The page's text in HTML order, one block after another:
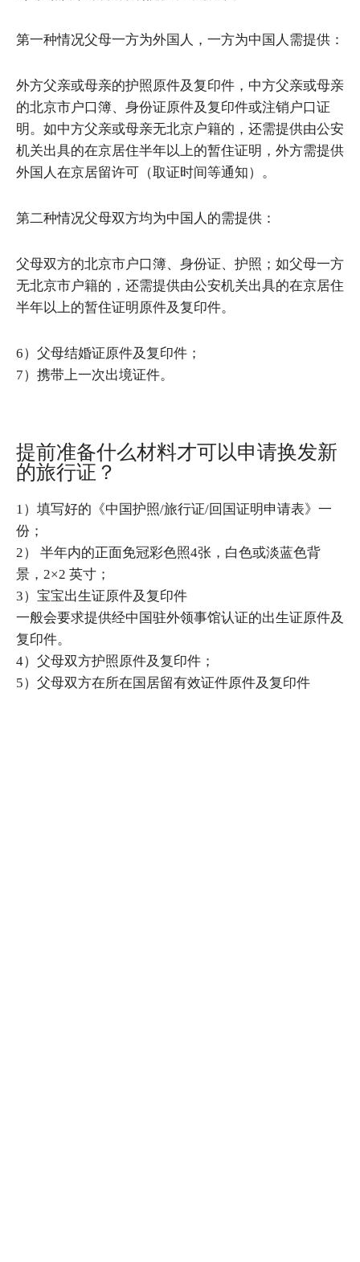
第一种情况父母一方为外国人，一方为中国人需提供：
外方父亲或母亲的护照原件及复印件，中方父亲或母亲
的北京市户口簿、身份证原件及复印件或注销户口证
明。如中方父亲或母亲无北京户籍的，还需提供由公安
机关出具的在京居住半年以上的暂住证明，外方需提供
外国人在京居留许可（取证时间等通知）。
第二种情况父母双方均为中国人的需提供：
父母双方的北京市户口簿、身份证、护照；如父母一方
无北京市户籍的，还需提供由公安机关出具的在京居住
半年以上的暂住证明原件及复印件。
6）父母结婚证原件及复印件；
7）携带上一次出境证件。
提前准备什么材料才可以申请换发新
的旅行证？
1）填写好的《中国护照/旅行证/回国证明申请表》一
份；
2） 半年内的正面免冠彩色照4张，白色或淡蓝色背
景，2×2 英寸；
3）宝宝出生证原件及复印件
一般会要求提供经中国驻外领事馆认证的出生证原件及
复印件。
4）父母双方护照原件及复印件；
5）父母双方在所在国居留有效证件原件及复印件